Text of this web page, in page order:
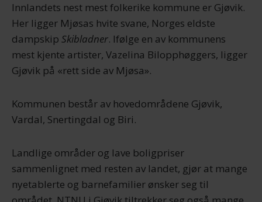
Innlandets nest mest folkerike kommune er Gjøvik.
Her ligger Mjøsas hvite svane, Norges eldste
dampskip Skibladner. Ifølge en av kommunens
mest kjente artister, Vazelina Bilopphøggers, ligger
Gjøvik på «rett side av Mjøsa».
Kommunen består av hovedområdene Gjøvik,
Vardal, Snertingdal og Biri.
Landlige områder og lave boligpriser
sammenlignet med resten av landet, gjør at mange
nyetablerte og barnefamilier ønsker seg til